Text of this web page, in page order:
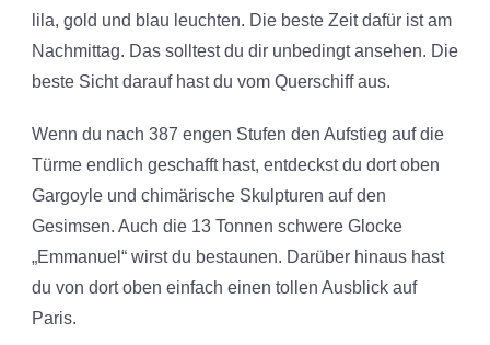
lila, gold und blau leuchten. Die beste Zeit dafür ist am
Nachmittag. Das solltest du dir unbedingt ansehen. Die
beste Sicht darauf hast du vom Querschiff aus.
Wenn du nach 387 engen Stufen den Aufstieg auf die
Türme endlich geschafft hast, entdeckst du dort oben
Gargoyle und chimärische Skulpturen auf den
Gesimsen. Auch die 13 Tonnen schwere Glocke
„Emmanuel“ wirst du bestaunen. Darüber hinaus hast
du von dort oben einfach einen tollen Ausblick auf
Paris.